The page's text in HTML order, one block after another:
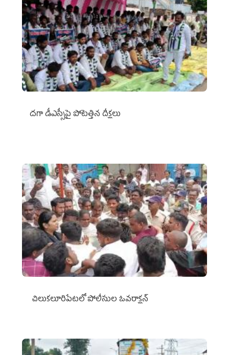
దగా డీఎస్సీపై పోటెత్తిన దీక్షలు
చిలుక‌లూరిపేట‌లో పోలీసుల ఓవ‌రాక్ష‌న్‌